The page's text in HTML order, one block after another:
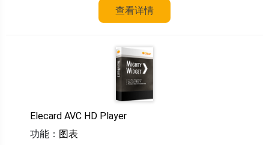
查看详情
Elecard AVC HD Player
功能： 图表